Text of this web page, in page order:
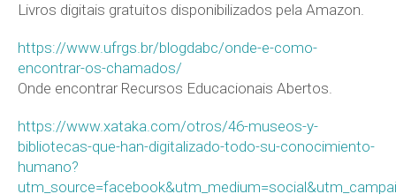
Livros digitais gratuitos disponibilizados pela Amazon.
https://www.ufrgs.br/blogdabc/onde-e-como-
encontrar-os-chamados/
Onde encontrar Recursos Educacionais Abertos.
https://www.xataka.com/otros/46-museos-y-
bibliotecas-que-han-digitalizado-todo-su-conocimiento-
humano?